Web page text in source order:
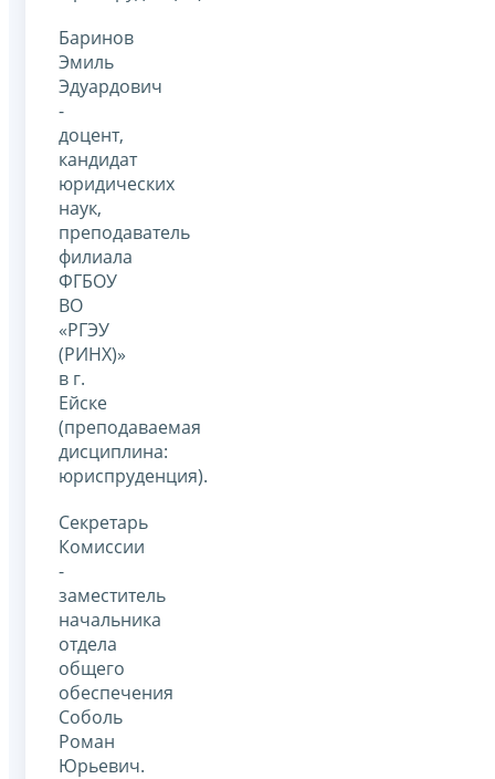
Баринов
Эмиль
Эдуардович
-
доцент,
кандидат
юридических
наук,
преподаватель
филиала
ФГБОУ
ВО
«РГЭУ
(РИНХ)»
в г.
Ейске
(преподаваемая
дисциплина:
юриспруденция).
Секретарь
Комиссии
-
заместитель
начальника
отдела
общего
обеспечения
Соболь
Роман
Юрьевич.